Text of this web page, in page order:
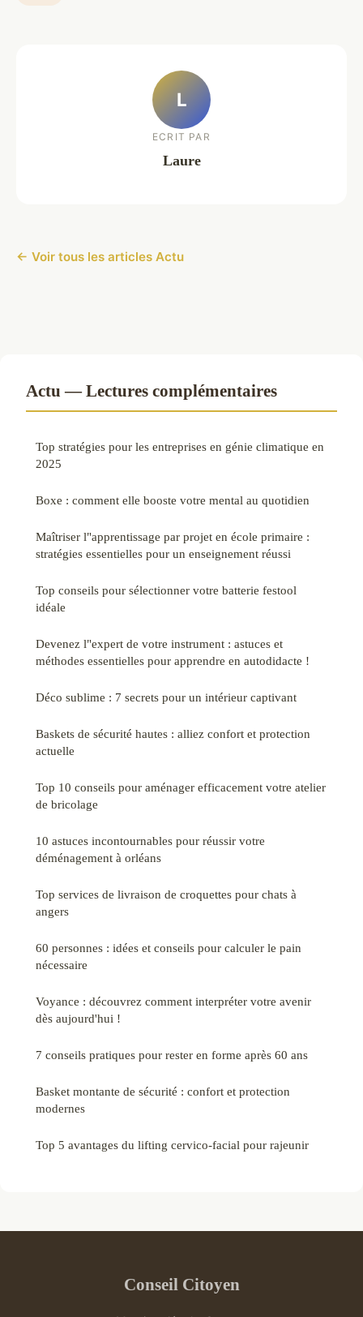
L
ECRIT PAR
Laure
← Voir tous les articles Actu
Actu — Lectures complémentaires
Top stratégies pour les entreprises en génie climatique en
2025
Boxe : comment elle booste votre mental au quotidien
Maîtriser l"apprentissage par projet en école primaire :
stratégies essentielles pour un enseignement réussi
Top conseils pour sélectionner votre batterie festool
idéale
Devenez l"expert de votre instrument : astuces et
méthodes essentielles pour apprendre en autodidacte !
Déco sublime : 7 secrets pour un intérieur captivant
Baskets de sécurité hautes : alliez confort et protection
actuelle
Top 10 conseils pour aménager efficacement votre atelier
de bricolage
10 astuces incontournables pour réussir votre
déménagement à orléans
Top services de livraison de croquettes pour chats à
angers
60 personnes : idées et conseils pour calculer le pain
nécessaire
Voyance : découvrez comment interpréter votre avenir
dès aujourd'hui !
7 conseils pratiques pour rester en forme après 60 ans
Basket montante de sécurité : confort et protection
modernes
Top 5 avantages du lifting cervico-facial pour rajeunir
Conseil Citoyen